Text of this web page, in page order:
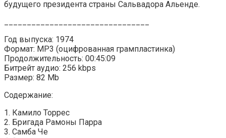
будущего президента страны Сальвадора Альенде.
Год выпуска: 1974
Формат: MP3 (оцифрованная грампластинка)
Продолжительность: 00:45:09
Битрейт аудио: 256 kbps
Размер: 82 Mb
Содержание:
1. Камило Торрес
2. Бригада Рамоны Парра
3. Самба Че